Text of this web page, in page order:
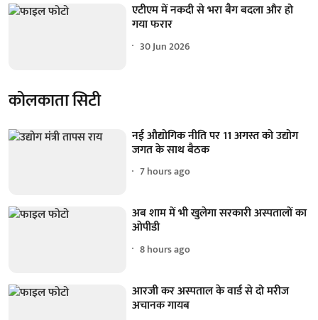
एटीएम में नकदी से भरा बैग बदला और हो
गया फरार
30 Jun 2026
कोलकाता सिटी
नई औद्योगिक नीति पर 11 अगस्त को उद्योग
जगत के साथ बैठक
7 hours ago
अब शाम में भी खुलेगा सरकारी अस्पतालों का
ओपीडी
8 hours ago
आरजी कर अस्पताल के वार्ड से दो मरीज
अचानक गायब